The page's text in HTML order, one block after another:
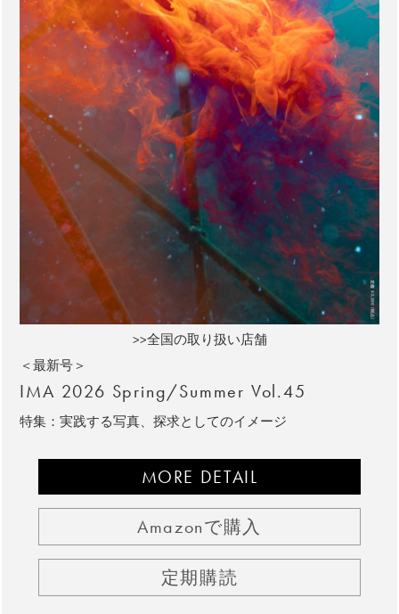
>>全国の取り扱い店舗
＜最新号＞
IMA 2026 Spring/Summer Vol.45
特集：実践する写真、探求としてのイメージ
MORE DETAIL
Amazonで購入
定期購読